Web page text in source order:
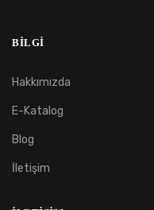
BILGI
Hakkımızda
E-Katalog
Blog
İletişim